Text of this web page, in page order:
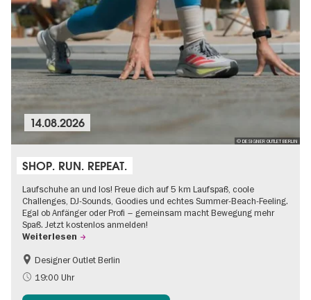
© DESIGNER OUTLET BERLIN
14.08.2026
SHOP. RUN. REPEAT.
Laufschuhe an und los! Freue dich auf 5 km Laufspaß, coole
Challenges, DJ-Sounds, Goodies und echtes Summer-Beach-Feeling.
Egal ob Anfänger oder Profi – gemeinsam macht Bewegung mehr
Spaß. Jetzt kostenlos anmelden!
Weiterlesen
Going local Berlin
Gratis
Designer Outlet Berlin
19:00 Uhr